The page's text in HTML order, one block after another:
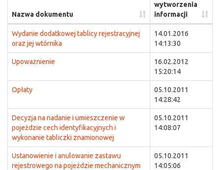
Nazwa dokumentu
wytworzenia
informacji
Wydanie dodatkowej tablicy rejestracyjnej
oraz jej wtórnika
14.01.2016
14:13:30
Upoważnienie
16.02.2012
15:20:14
Opłaty
05.10.2011
14:28:42
Decyzja na nadanie i umieszczenie w
pojeździe cech identyfikacyjnych i
wykonanie tabliczki znamionowej
05.10.2011
14:08:07
Ustanowienie i anulowanie zastawu
rejestrowego na pojeździe mechanicznym
05.10.2011
14:05:06